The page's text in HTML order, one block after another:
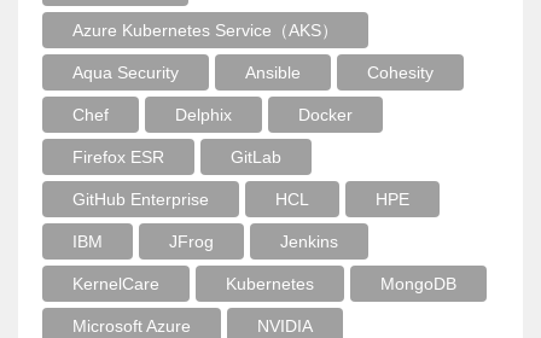
Azure Kubernetes Service（AKS）
Aqua Security Ansible Cohesity
Chef Delphix Docker
Firefox ESR GitLab
GitHub Enterprise HCL HPE
IBM JFrog Jenkins
KernelCare Kubernetes MongoDB
Microsoft Azure NVIDIA